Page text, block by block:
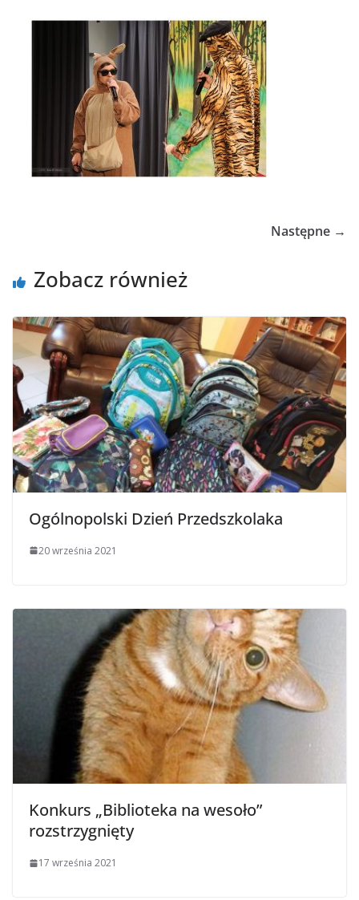
Następne →
Zobacz również
Ogólnopolski Dzień Przedszkolaka
20 września 2021
Konkurs „Biblioteka na wesoło”
rozstrzygnięty
17 września 2021